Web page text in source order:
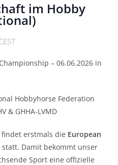
im Hobby
– 06.06.2026 in
Hobbyhorse Federation
& GHHA-LVMD
findet erstmals die European
statt. Damit bekommt unser
Sport eine offizielle